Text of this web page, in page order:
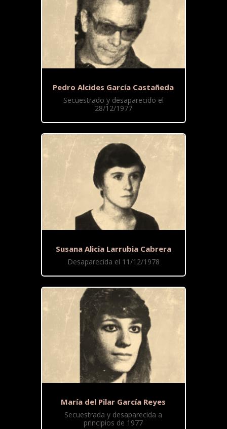
Pedro Alcides García Castañeda
Secuestrado y desaparecido el
28/12/1977
Susana Alicia Larrubia Cabrera
Desaparecida el 11/12/1978
María del Pilar García Reyes
Secuestrada y desaparecida a
principios de 1977